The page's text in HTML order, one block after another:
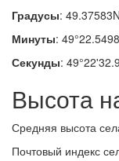
Градусы:
Минуты:
Секунды:
Высота
Средняя высота
Почтовый индекс